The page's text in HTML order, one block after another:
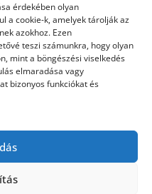
érdekében olyan
a cookie-k, amelyek tárolják az
azokhoz. Ezen
teszi számunkra, hogy olyan
mint a böngészési viselkedés
elmaradása vagy
bizonyos funkciókat és